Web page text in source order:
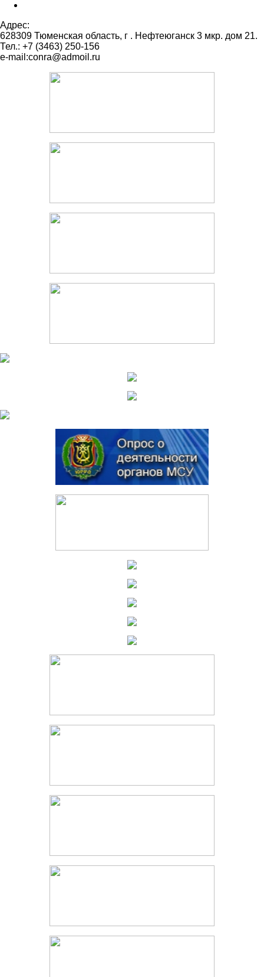
Адрес:
628309 Тюменская область, г . Нефтеюганск 3 мкр. дом 21.
Тел.: +7 (3463) 250-156
e-mail:conra@admoil.ru